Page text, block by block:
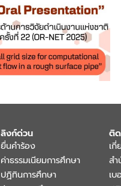
ลิงก์ด่วน
ยื่นคำร้อง
ค่าธรรมเนียมการศึกษา
ปฏิทินการศึกษา
ติ
เกี่
ส
เ